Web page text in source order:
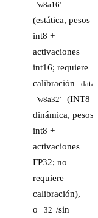
'w8a16'
(estática, pesos
int8 +
activaciones
int16; requiere
calibración
data
'w8a32'
(INT8
dinámica, pesos
int8 +
activaciones
FP32; no
requiere
calibración),
o
32 /sin